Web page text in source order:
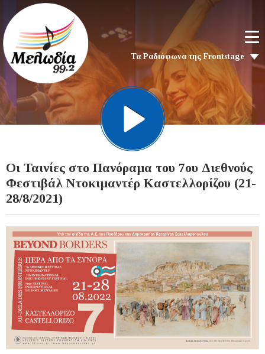
Τα Ραδιόφωνα της Frontstage
Οι Ταινίες στο Πανόραμα του 7ου Διεθνούς
Φεστιβάλ Ντοκιμαντέρ Καστελλορίζου (21-
28/8/2021)